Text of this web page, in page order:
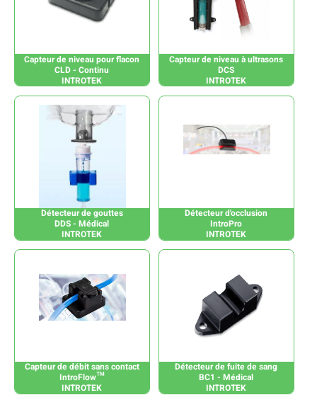
Capteur de niveau pour flacon
CLD - Continu
INTROTEK
Capteur de niveau à ultrasons
DCS
INTROTEK
Détecteur de gouttes
DDS - Médical
INTROTEK
Détecteur d'occlusion
IntroPro
INTROTEK
Capteur de débit sans contact
IntroFlow™
INTROTEK
Détecteur de fuite de sang
BC1 - Médical
INTROTEK